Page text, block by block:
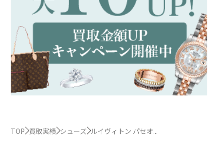
TOP 買取実績 シューズ ルイヴィトン パセオ...